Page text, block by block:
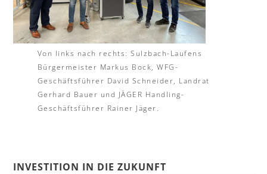
Von links nach rechts: Sulzbach-Laufens
Bürgermeister Markus Bock, WFG-
Geschäftsführer David Schneider, Landrat
Gerhard Bauer und JÄGER Handling-
Geschäftsführer Rainer Jäger.
INVESTITION IN DIE ZUKUNFT